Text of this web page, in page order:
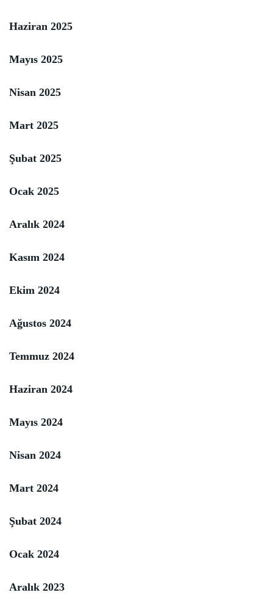
Haziran 2025
Mayıs 2025
Nisan 2025
Mart 2025
Şubat 2025
Ocak 2025
Aralık 2024
Kasım 2024
Ekim 2024
Ağustos 2024
Temmuz 2024
Haziran 2024
Mayıs 2024
Nisan 2024
Mart 2024
Şubat 2024
Ocak 2024
Aralık 2023